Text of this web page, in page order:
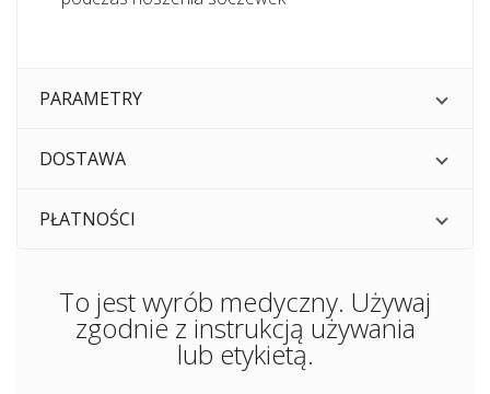
PARAMETRY
DOSTAWA
PŁATNOŚCI
To jest wyrób medyczny. Używaj
zgodnie z instrukcją używania
lub etykietą.